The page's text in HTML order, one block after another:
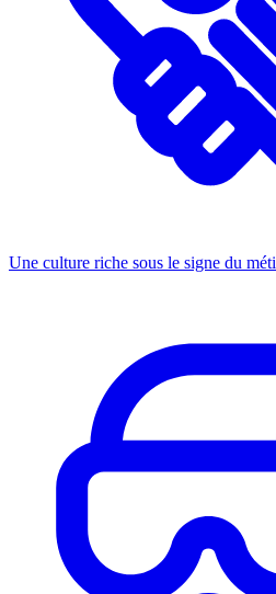
Une culture riche sous le signe du